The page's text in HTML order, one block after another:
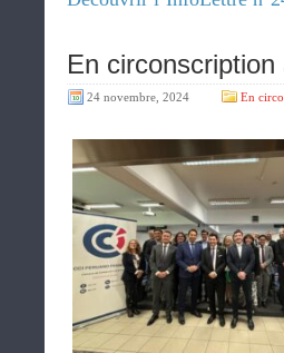
En
24 novembre, 2024 En